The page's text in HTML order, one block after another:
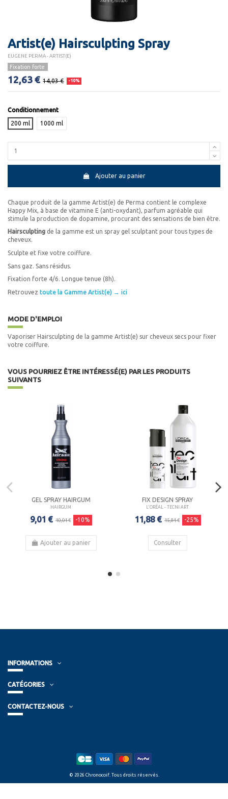
Artist(e) Hairsculpting Spray
EUGENE PERMA - ARTIST(E)
Fixation forte
12,63 € 14,03 € -10%
Conditionnement
200 ml
1000 ml
Ajouter au panier
Chaque produit de la gamme Artist(e) de Perma contient le complexe
Happy Mix, à base de vitamine E (anti-oxydant), parfum agréable qui
stimule la production de dopamine, procurant des sensations de bien être.
Hairsculpting de la gamme est un spray gel sculptant pour tous types de
cheveux.
Sculpte et fixe votre coiffure.
Sans gaz. Sans résidus.
Fixation forte 4/6. Longue tenue (8h).
Retrouvez toute la Gamme Artist(e) → ici
MODE D'EMPLOI
Vaporiser Hairsculpting de la gamme Artist(e) sur cheveux secs pour fixer
votre coiffure.
VOUS POURRIEZ ÊTRE INTÉRESSÉ(E) PAR LES PRODUITS
SUIVANTS
GEL SPRAY HAIRGUM
HAIRGUM
9,01 € 10,01 € -10%
Ajouter au panier
FIX DESIGN SPRAY
L'ORÉAL - TECNI ART
11,88 € 15,84 € -25%
Consulter
INFORMATIONS
CATÉGORIES
CONTACTEZ-NOUS
© 2026 Chronocoif. Tous droits réservés.